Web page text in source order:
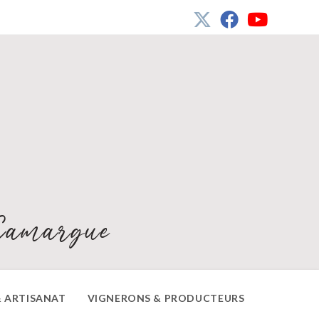
ARTISANAT VIGNERONS & PRODUCTEURS